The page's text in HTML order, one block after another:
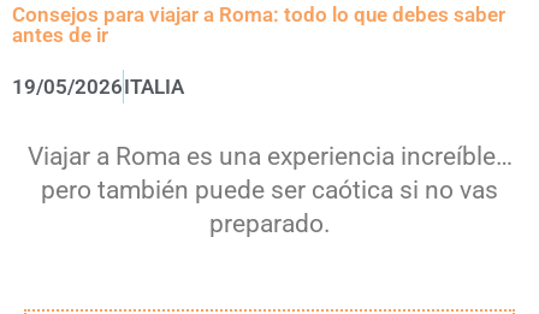
Consejos para viajar a Roma: todo lo que debes saber
antes de ir
19/05/2026ITALIA
Viajar a Roma es una experiencia increíble…
pero también puede ser caótica si no vas
preparado.